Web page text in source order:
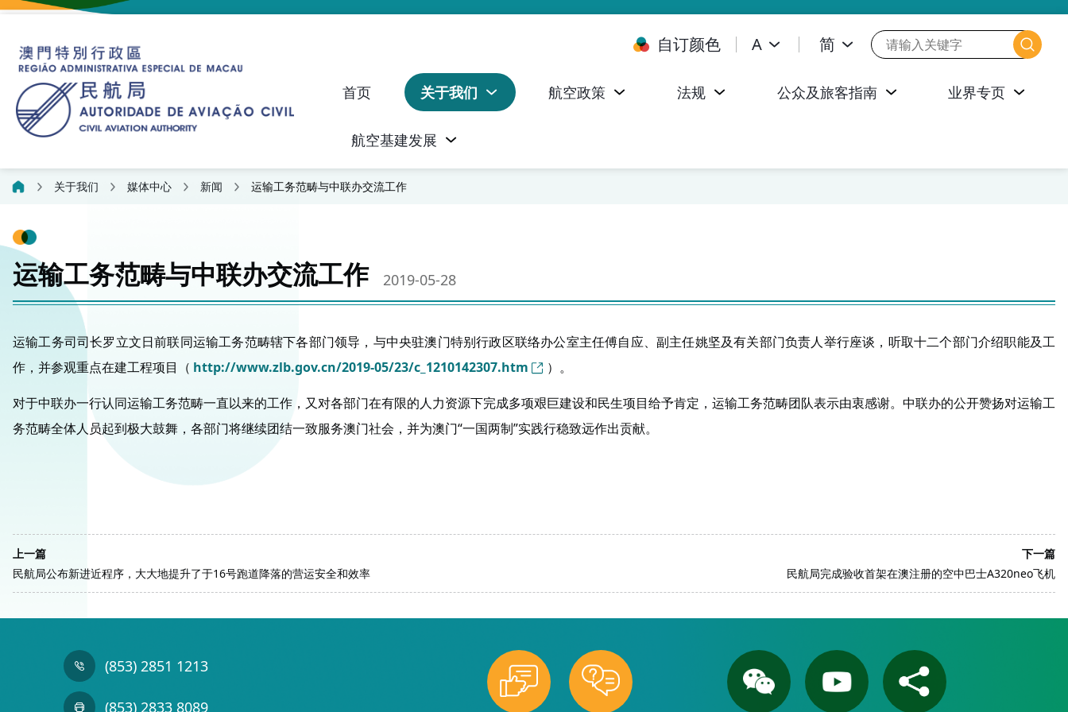
自订颜色 A 简
首页 关于我们 航空政策 法规 公众及旅客指南 业界专页
航空基建发展
关于我们 媒体中心 新闻 运输工务范畴与中联办交流工作
运输工务范畴与中联办交流工作 2019-05-28
运输工务司司长罗立文日前联同运输工务范畴辖下各部门领导，与中央驻澳门特别行政区联络办公室主任傅自应、副主任姚坚及有关部门负责人举行座谈，听取十二个部门介绍职能及工
作，并参观重点在建工程项目（ http://www.zlb.gov.cn/2019-05/23/c_1210142307.htm ）。
对于中联办一行认同运输工务范畴一直以来的工作，又对各部门在有限的人力资源下完成多项艰巨建设和民生项目给予肯定，运输工务范畴团队表示由衷感谢。中联办的公开赞扬对运输工
务范畴全体人员起到极大鼓舞，各部门将继续团结一致服务澳门社会，并为澳门“一国两制”实践行稳致远作出贡献。
上一篇
民航局公布新进近程序，大大地提升了于16号跑道降落的营运安全和效率
下一篇
民航局完成验收首架在澳注册的空中巴士A320neo飞机
(853) 2851 1213
(853) 2833 8089